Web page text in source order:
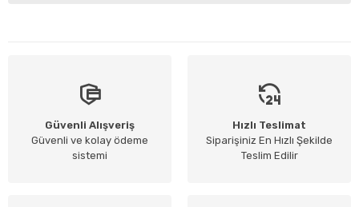
Güvenli Alışveriş
Güvenli ve kolay ödeme
sistemi
Hızlı Teslimat
Siparişiniz En Hızlı Şekilde
Teslim Edilir